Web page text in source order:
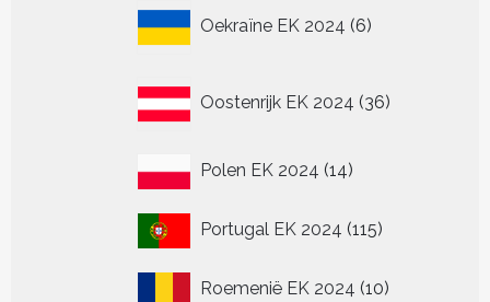
Oekraïne EK 2024 6
producten
Oostenrijk EK 2024 36
producten
Polen EK 2024 1414
Portugal EK 2024 115115
Roemenië EK 2024 1010